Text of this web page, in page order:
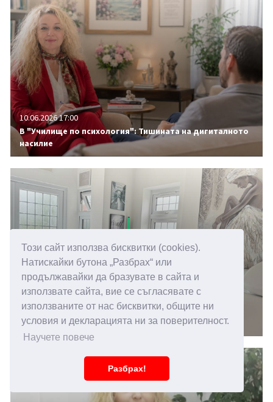
Този сайт използва бисквитки (cookies).
Натискайки бутона „Разбрах“ или
продължавайки да бразувате в сайта и
използвате сайта, вие се съгласявате с
използваните от нас бисквитки, общите ни
условия и декларацията ни за поверителност.
Научете повече
Разбрах!
10.06.2026 17:00
В "Училище по психология": Тишината на дигиталното
насилие
14.05.2026 15:00
Повишена чувствителност към звуци, какви са
причините